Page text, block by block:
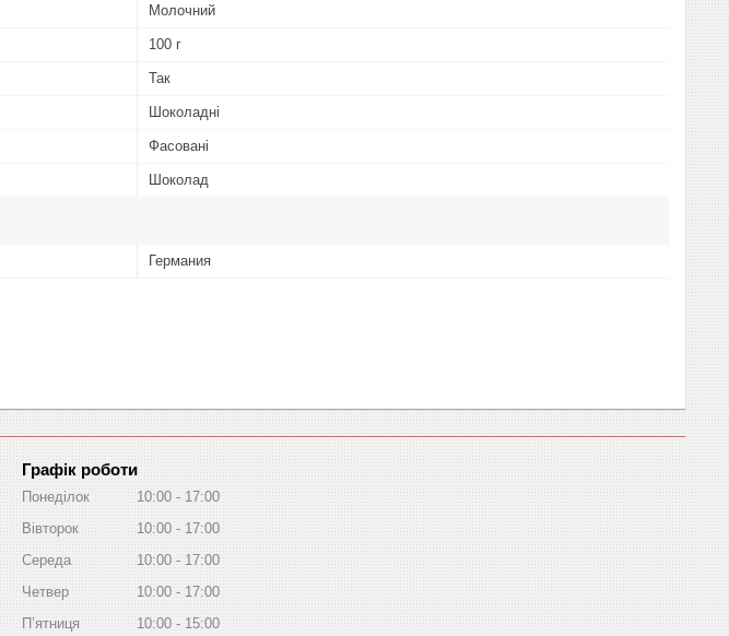
Молочний
100 г
Так
Шоколадні
Фасовані
Шоколад
Германия
Графік роботи
Понеділок 10:00
17:00
Вівторок
10:00
17:00
Середа
10:00
17:00
Четвер
10:00
17:00
Пʼятниця
10:00
15:00